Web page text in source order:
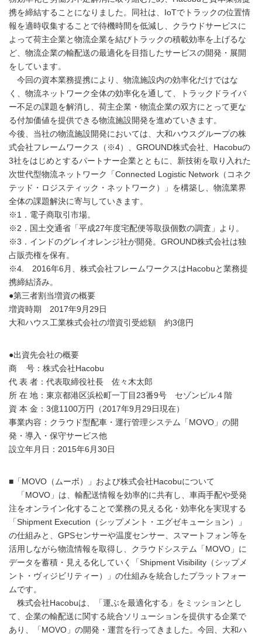
携を締結することになりました。同社は、IoTでトラックの位置情
報を適時収集することで待機時間を低減し、クラウドサービスに
よって荷主企業と物流企業を結びトラックの積載効率を上げるな
ど、物流企業の輸配送の最適化を目指したサービスの開発・展開
をしています。
今回の資本業務提携により、物流施設内の効率化だけではな
く、物流ネットワーク全体の効率化を通して、トラックドライバ
ー不足の課題を解消し、荷主企業・物流企業の双方にとって更な
る付加価値を提供できる物流施設開発を進めていきます。
今後、当社の物流施設開発においては、大和ハウスグループの株
式会社フレームワークス（※4）、GROUND株式会社、Hacobuの
3社をはじめとするパートナー企業とともに、新技術を取り入れた
次世代型物流ネットワーク「Connected Logistic Network（コネク
テッド・ロジスティック・ネットワーク）」を構築し、物流業界
全体の課題解決に寄与していきます。
※1．電子商取引市場。
※2．国土交通省「平成27年度宅配便等取扱個数の調査」より。
※3．インドのグレイオレンジ社が開発。GROUND株式会社は独
占販売権を保有。
※4. 2016年6月、株式会社フレームワークスはHacobuと業務提
携締結済み。
●第三者割当増資の概要
増資時期 2017年9月29日
大和ハウス工業株式会社の増資引受総額 約3億円
●出資先会社の概要
商 号：株式会社Hacobu
代 表 者：代表取締役社長 佐々木太郎
所 在 地：東京都港区浜松町一丁目23番9号 セゾンビル４階
資 本 金：3億1100万円（2017年9月29日現在）
事業内容：クラウド型配車・運行管理システム「MOVO」の開
発・導入・保守サービス他
設立年月日：2015年6月30日
■「MOVO（ムーボ）」および株式会社Hacobuについて
「MOVO」は、輸配送情報を効率的に共有し、車両手配や受発
注をオンライン化することで業務の見える化・効率化を実現する
「Shipment Execution（シップメント・エグゼキューション）」
の仕組みと、GPSセンサーや温度センサー、スマートフォン等を
活用しながら物流情報を取得し、クラウドシステム「MOVO」に
データを蓄積・見える化していく「Shipment Visibility（シップメ
ント・ヴィジビリティー）」の仕組みを統合したプラットフォー
ムです。
株式会社Hacobuは、「運ぶを最適化する」をミッションとし
て、企業の輸配送に関する統合ソリューションを提供する企業で
あり、「MOVO」の開発・運営を行ってきました。今回、大和ハ